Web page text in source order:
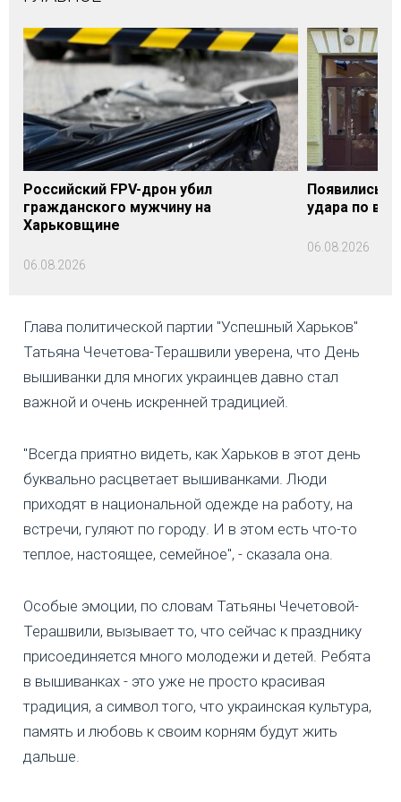
Российский FPV-дрон убил
гражданского мужчину на
Харьковщине
06.08.2026
Появились
удара по
06.08.2026
Глава политической партии "Успешный Харьков"
Татьяна Чечетова-Терашвили уверена, что День
вышиванки для многих украинцев давно стал
важной и очень искренней традицией.
"Всегда приятно видеть, как Харьков в этот день
буквально расцветает вышиванками. Люди
приходят в национальной одежде на работу, на
встречи, гуляют по городу. И в этом есть что-то
теплое, настоящее, семейное", - сказала она.
Особые эмоции, по словам Татьяны Чечетовой-
Терашвили, вызывает то, что сейчас к празднику
присоединяется много молодежи и детей. Ребята
в вышиванках - это уже не просто красивая
традиция, а символ того, что украинская культура,
память и любовь к своим корням будут жить
дальше.